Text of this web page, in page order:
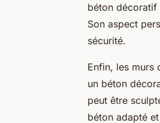
béton décoratif
Son aspect
sécurité.
Enfin, les murs
un béton
peut être
béton adapté